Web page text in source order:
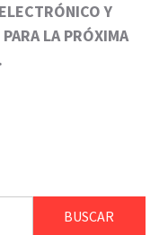
Y
LA PRÓXIMA